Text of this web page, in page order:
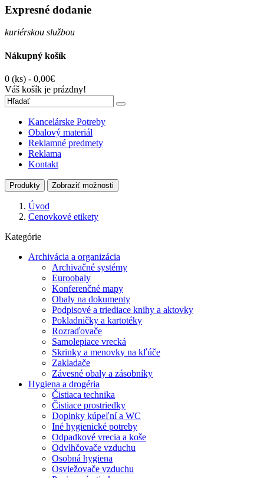
Expresné dodanie
kuriérskou službou
Nákupný košík
0 (ks) - 0,00€
Váš košík je prázdny!
Kancelárske Potreby
Obalový materiál
Reklamné predmety
Reklama
Kontakt
Produkty Zobraziť možnosti
Úvod
Cenovkové etikety
Kategórie
Archivácia a organizácia
Archivačné systémy
Euroobaly
Konferenčné mapy
Obaly na dokumenty
Podpisové a triediace knihy a aktovky
Pokladničky a kartotéky
Rozraďovače
Samolepiace vrecká
Skrinky a menovky na kľúče
Zakladače
Závesné obaly a zásobníky
Hygiena a drogéria
Čistiaca technika
Čistiace prostriedky
Doplnky kúpeľní a WC
Iné hygienické potreby
Odpadkové vrecia a koše
Odvlhčovače vzduchu
Osobná hygiena
Osviežovače vzduchu